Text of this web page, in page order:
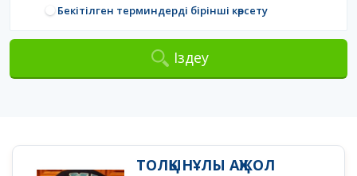
Бекітілген терминдерді бірінші көрсету
Іздеу
ТОЛҚЫНҰЛЫ АҚЖОЛ